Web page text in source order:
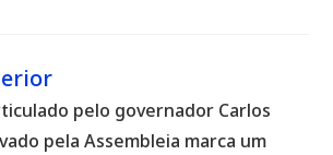
pelo governador Carlos
pela Assembleia marca um